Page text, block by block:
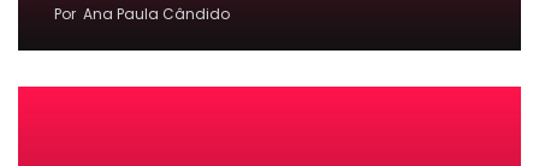
Por Ana Paula Cândido